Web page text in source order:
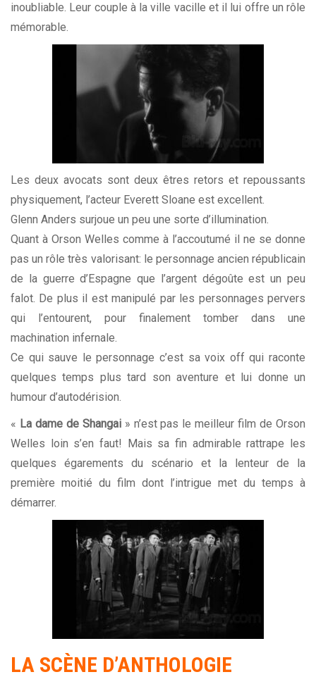
inoubliable. Leur couple à la ville vacille et il lui offre un rôle
mémorable.
Les deux avocats sont deux êtres retors et repoussants
physiquement, l’acteur Everett Sloane est excellent.
Glenn Anders surjoue un peu une sorte d’illumination.
Quant à Orson Welles comme à l’accoutumé il ne se donne
pas un rôle très valorisant: le personnage ancien républicain
de la guerre d’Espagne que l’argent dégoûte est un peu
falot. De plus il est manipulé par les personnages pervers
qui l’entourent, pour finalement tomber dans une
machination infernale.
Ce qui sauve le personnage c’est sa voix off qui raconte
quelques temps plus tard son aventure et lui donne un
humour d’autodérision.
« La dame de Shangai» n’est pas le meilleur film de Orson
Welles loin s’en faut! Mais sa fin admirable rattrape les
quelques égarements du scénario et la lenteur de la
première moitié du film dont l’intrigue met du temps à
démarrer.
LA SCÈNE D’ANTHOLOGIE